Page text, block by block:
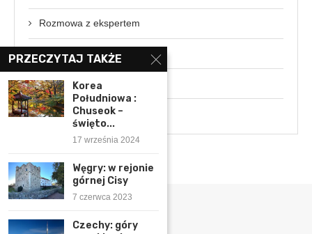
Rozmowa z ekspertem
Świat
Wydarzenia
Wywiady
PRZECZYTAJ TAKŻE
Korea
Południowa :
Chuseok –
święto...
17 września 2024
Węgry: w rejonie
górnej Cisy
7 czerwca 2023
Czechy: góry